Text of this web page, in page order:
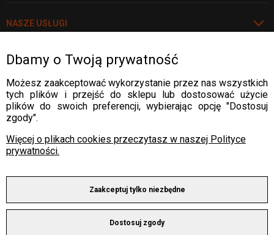
NASZE USŁUGI
POLECAMY
DOSTAWA:
Copyright © 2025 by ALLWELD®
Wszelkie prawa zastrzeżone.
Dbamy o Twoją prywatność
Możesz zaakceptować wykorzystanie przez nas wszystkich
tych plików i przejść do sklepu lub dostosować użycie
plików do swoich preferencji, wybierając opcję "Dostosuj
zgody".
Więcej o plikach cookies przeczytasz w naszej Polityce
prywatności.
Zaakceptuj tylko niezbędne
Dostosuj zgody